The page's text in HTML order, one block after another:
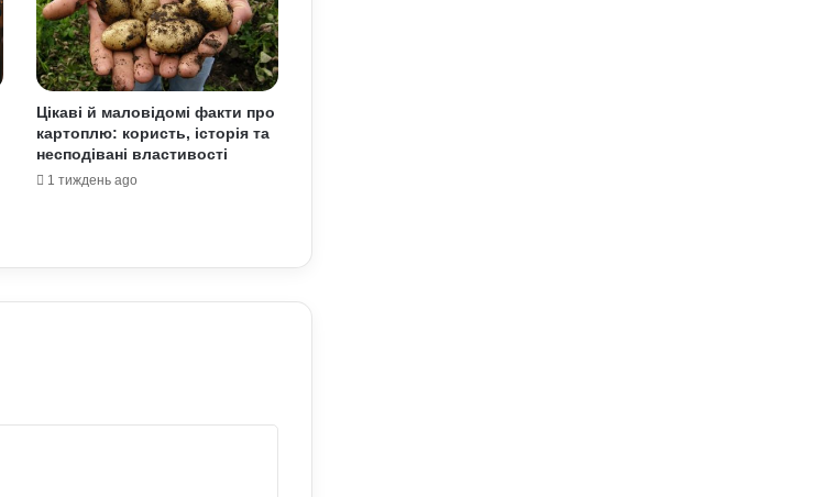
Астропрогноз на вихідні, 1–2 серпня
2026 року: початок місяця принесе
нові можливості
Найкращі місця для відпочинку в
Україні наприкінці липня та на
початку серпня: поради для
України у США: хто він та чим відомий
Цікаві й маловідомі факти про
картоплю: користь, історія та
несподівані властивості
1 тиждень ago